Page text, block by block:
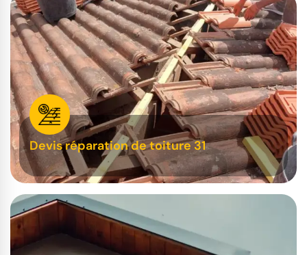
Devis réparation de toiture 31